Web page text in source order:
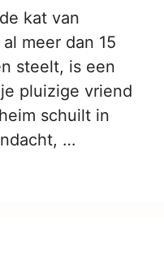
kat van
meer dan 15
steelt, is een
pluizige vriend
schuilt in
…